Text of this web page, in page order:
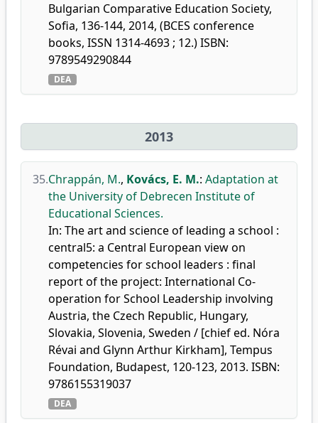
Bulgarian Comparative Education Society,
Sofia, 136-144, 2014, (BCES conference
books, ISSN 1314-4693 ; 12.) ISBN:
9789549290844
DEA
2013
35.Chrappán, M., Kovács, E. M.: Adaptation at
the University of Debrecen Institute of
Educational Sciences.
In: The art and science of leading a school :
central5: a Central European view on
competencies for school leaders : final
report of the project: International Co-
operation for School Leadership involving
Austria, the Czech Republic, Hungary,
Slovakia, Slovenia, Sweden / [chief ed. Nóra
Révai and Glynn Arthur Kirkham], Tempus
Foundation, Budapest, 120-123, 2013. ISBN:
9786155319037
DEA